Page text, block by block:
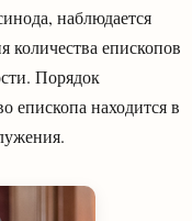
наблюдается
количества епископов
Порядок
епископа находится в